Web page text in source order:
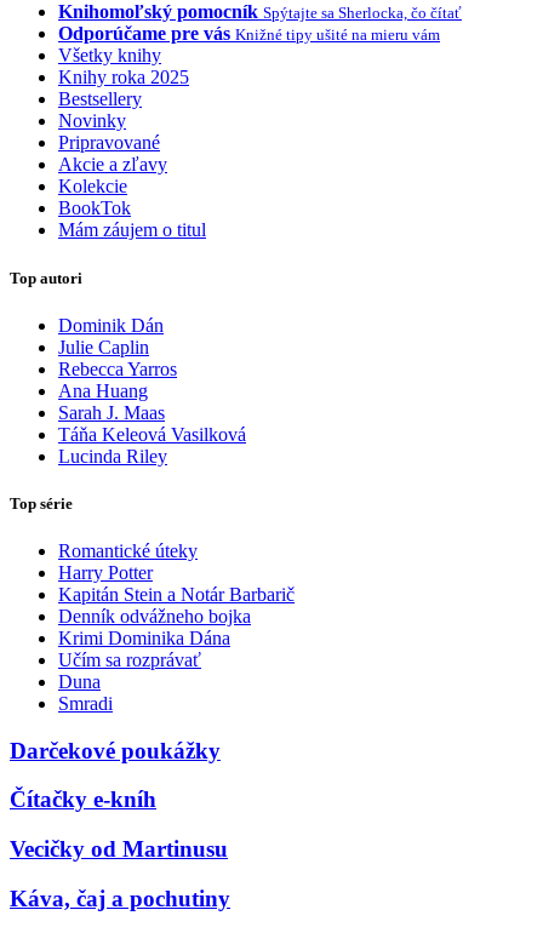
Knihomoľský pomocník Spýtajte sa Sherlocka, čo čítať
Odporúčame pre vás Knižné tipy ušité na mieru vám
Všetky knihy
Knihy roka 2025
Bestsellery
Novinky
Pripravované
Akcie a zľavy
Kolekcie
BookTok
Mám záujem o titul
Top autori
Dominik Dán
Julie Caplin
Rebecca Yarros
Ana Huang
Sarah J. Maas
Táňa Keleová Vasilková
Lucinda Riley
Top série
Romantické úteky
Harry Potter
Kapitán Stein a Notár Barbarič
Denník odvážneho bojka
Krimi Dominika Dána
Učím sa rozprávať
Duna
Smradi
Darčekové poukážky
Čítačky e-kníh
Vecičky od Martinusu
Káva, čaj a pochutiny